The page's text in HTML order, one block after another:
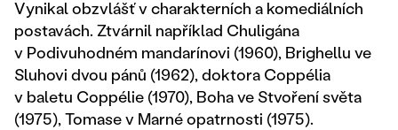
Vynikal obzvlášť v charakterních a komediálních
postavách. Ztvárnil například Chuligána
v Podivuhodném mandarínovi (1960), Brighellu ve
Sluhovi dvou pánů (1962), doktora Coppélia
v baletu Coppélie (1970), Boha ve Stvoření světa
(1975), Tomase v Marné opatrnosti (1975).